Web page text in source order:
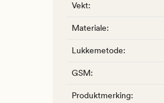
Vekt:
Materiale:
Lukkemetode:
GSM:
Produktmerking: